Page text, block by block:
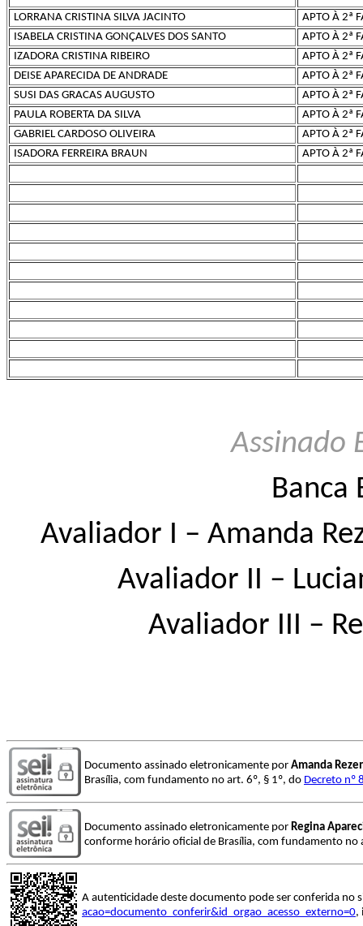
LORRANA CRISTINA SILVA JACINTO
APTO À 2ª
ISABELA CRISTINA GONÇALVES DOS SANTO
APTO À 2ª
IZADORA CRISTINA RIBEIRO
APTO À 2ª
DEISE APARECIDA DE ANDRADE
APTO À 2ª
SUSI DAS GRACAS AUGUSTO
APTO À 2ª
PAULA ROBERTA DA SILVA
APTO À 2ª
GABRIEL CARDOSO OLIVEIRA
APTO À 2ª
ISADORA FERREIRA BRAUN
APTO À 2ª
Assinado
Banca
Avaliador I – Amanda
Avaliador II –
Avaliador III –
Documento assinado eletronicamente por Amanda
Brasília, com fundamento no art. 6º, § 1º, do Decreto nº
Documento assinado eletronicamente por Regina
conforme horário oficial de Brasília, com fundamento no
A autenticidade deste documento pode ser conferida no
acao=documento_conferir&id_orgao_acesso_externo=0,